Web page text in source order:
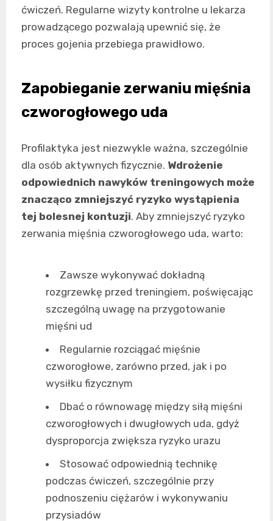
ćwiczeń. Regularne wizyty kontrolne u lekarza
prowadzącego pozwalają upewnić się, że
proces gojenia przebiega prawidłowo.
Zapobieganie zerwaniu mięśnia
czworogłowego uda
Profilaktyka jest niezwykle ważna, szczególnie
dla osób aktywnych fizycznie. Wdrożenie
odpowiednich nawyków treningowych może
znacząco zmniejszyć ryzyko wystąpienia
tej bolesnej kontuzji. Aby zmniejszyć ryzyko
zerwania mięśnia czworogłowego uda, warto:
Zawsze wykonywać dokładną
rozgrzewkę przed treningiem, poświęcając
szczególną uwagę na przygotowanie
mięśni ud
Regularnie rozciągać mięśnie
czworogłowe, zarówno przed, jak i po
wysiłku fizycznym
Dbać o równowagę między siłą mięśni
czworogłowych i dwugłowych uda, gdyż
dysproporcja zwiększa ryzyko urazu
Stosować odpowiednią technikę
podczas ćwiczeń, szczególnie przy
podnoszeniu ciężarów i wykonywaniu
przysiadów